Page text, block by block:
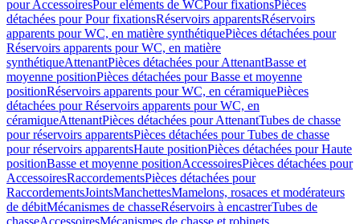
pour AccessoiresPour eléments de WCPour fixationsPièces
détachées pour Pour fixationsRéservoirs apparentsRéservoirs
apparents pour WC, en matière synthétiquePièces détachées pour
Réservoirs apparents pour WC, en matière
synthétiqueAttenantPièces détachées pour AttenantBasse et
moyenne positionPièces détachées pour Basse et moyenne
positionRéservoirs apparents pour WC, en céramiquePièces
détachées pour Réservoirs apparents pour WC, en
céramiqueAttenantPièces détachées pour AttenantTubes de chasse
pour réservoirs apparentsPièces détachées pour Tubes de chasse
pour réservoirs apparentsHaute positionPièces détachées pour Haute
positionBasse et moyenne positionAccessoiresPièces détachées pour
AccessoiresRaccordementsPièces détachées pour
RaccordementsJointsManchettesMamelons, rosaces et modérateurs
de débitMécanismes de chasseRéservoirs à encastrerTubes de
chasseAccessoiresMécanismes de chasse et robinets